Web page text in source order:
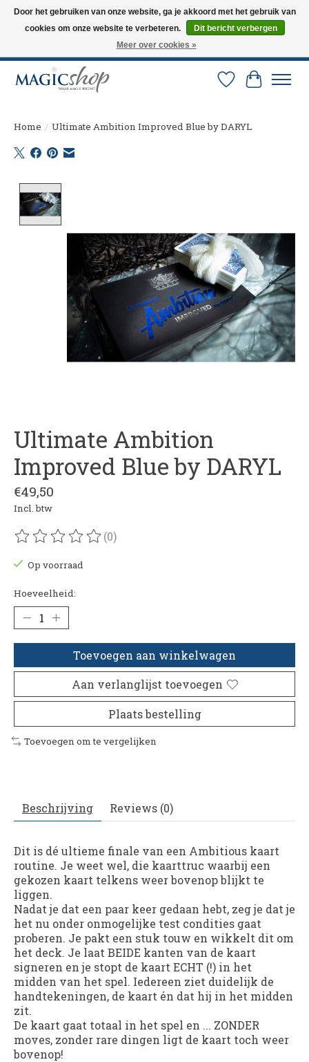
Altijd de nieuwste trucs op voorraad. Snelle verzending via PostNL en DHL.
Langskomen in onze winkel? Bel of mail om een afspraak te maken. 0251-
Verlanglijst
Home / Ultimate Ambition Improved Blue by DARYL
Ultimate Ambition
Improved Blue by DARYL
€49,50
Incl. btw
De beoordeling van dit product is
(0)
Op voorraad
Hoeveelheid:
Toevoegen aan winkelwagen
Aan verlanglijst toevoegen
Plaats bestelling
Toevoegen om te vergelijken
Beschrijving Reviews (0)
Dit is dé ultieme finale van een Ambitious kaart
routine. Je weet wel, die kaarttruc waarbij een
gekozen kaart telkens weer bovenop blijkt te
liggen.
Nadat je dat een paar keer gedaan hebt, zeg je dat je
het nu onder onmogelijke test condities gaat
proberen. Je pakt een stuk touw en wikkelt dit om
het deck. Je laat BEIDE kanten van de kaart
signeren en je stopt de kaart ECHT (!) in het
midden van het spel. Iedereen ziet duidelijk de
handtekeningen, de kaart én dat hij in het midden
zit.
De kaart gaat totaal in het spel en ... ZONDER
moves, zonder rare dingen ligt de kaart toch weer
bovenop!
Door het gebruiken van onze website, ga je akkoord met het gebruik van
cookies om onze website te verbeteren.
Dit bericht verbergen
Meer over cookies »